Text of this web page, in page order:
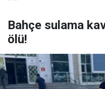
Bahçe sulama
ölü!